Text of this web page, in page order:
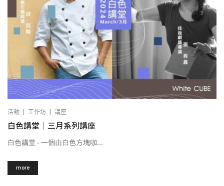
活動 | 工作坊 | 講座
白色講堂｜三月系列講座
白色講堂 - 一個由白色方塊咖...
more